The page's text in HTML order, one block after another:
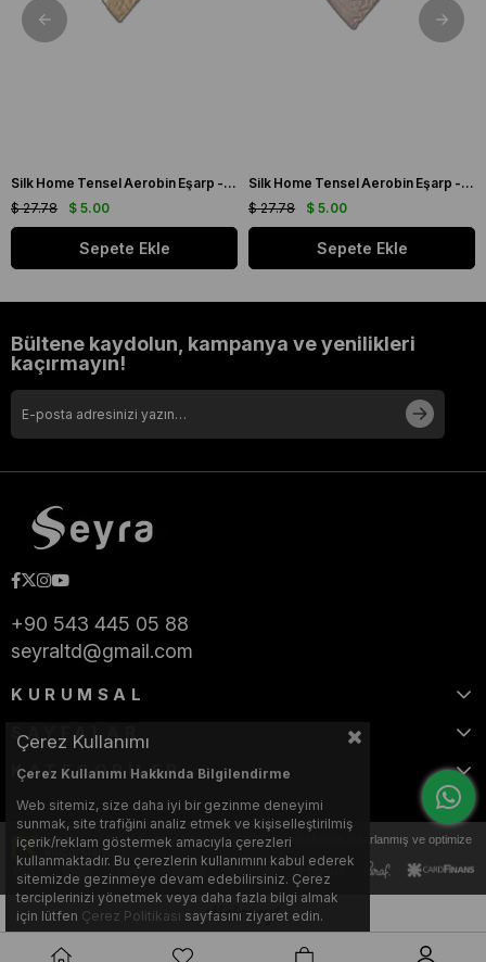
Silk Home Tensel Aerobin Eşarp - 77001 - 00 Açık Krem
$ 5.00
$ 27.78
Sepete Ekle
Silk Home Tensel Aerobin Eşarp - 77001 - 00 Açık Vizon
$ 5.00
$ 27.78
Sepete Ekle
Bültene kaydolun, kampanya ve yenilikleri
kaçırmayın!
+90 543 445 05 88
seyraltd@gmail.com
KURUMSAL
SAYFALAR
KATEGORİLER
Bu web sitesi, Nihat KILIÇARSLAN tarafından tasarlanmış ve optimize
edilmiştir.
Çerez Kullanımı
Çerez Kullanımı Hakkında Bilgilendirme
Web sitemiz, size daha iyi bir gezinme deneyimi
sunmak, site trafiğini analiz etmek ve kişiselleştirilmiş
içerik/reklam göstermek amacıyla çerezleri
kullanmaktadır. Bu çerezlerin kullanımını kabul ederek
sitemizde gezinmeye devam edebilirsiniz. Çerez
terciplerinizi yönetmek veya daha fazla bilgi almak
için lütfen Çerez Politikası sayfasını ziyaret edin.